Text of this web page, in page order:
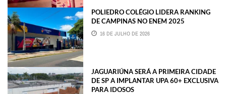
POLIEDRO COLÉGIO LIDERA RANKING
DE CAMPINAS NO ENEM 2025
16 DE JULHO DE 2026
JAGUARIÚNA SERÁ A PRIMEIRA CIDADE
DE SP A IMPLANTAR UPA 60+ EXCLUSIVA
PARA IDOSOS